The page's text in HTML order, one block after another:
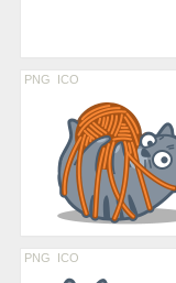
PNG ICO
PNG ICO